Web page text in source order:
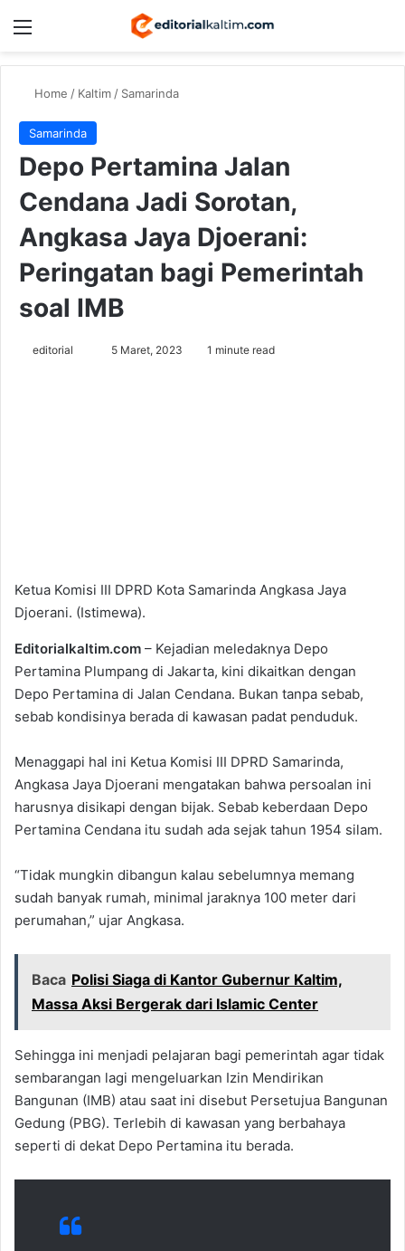
Menu
Home / Kaltim/ Samarinda
Samarinda
Depo Pertamina Jalan
Cendana Jadi Sorotan,
Angkasa Jaya Djoerani:
Peringatan bagi Pemerintah
soal IMB
editorial 5 Maret, 2023 1 minute read
Ketua Komisi III DPRD Kota Samarinda Angkasa Jaya
Djoerani. (Istimewa).
Editorialkaltim.com – Kejadian meledaknya Depo
Pertamina Plumpang di Jakarta, kini dikaitkan dengan
Depo Pertamina di Jalan Cendana. Bukan tanpa sebab,
sebab kondisinya berada di kawasan padat penduduk.
Menaggapi hal ini Ketua Komisi III DPRD Samarinda,
Angkasa Jaya Djoerani mengatakan bahwa persoalan ini
harusnya disikapi dengan bijak. Sebab keberdaan Depo
Pertamina Cendana itu sudah ada sejak tahun 1954 silam.
“Tidak mungkin dibangun kalau sebelumnya memang
sudah banyak rumah, minimal jaraknya 100 meter dari
perumahan,” ujar Angkasa.
Baca Polisi Siaga di Kantor Gubernur Kaltim,
Massa Aksi Bergerak dari Islamic Center
Sehingga ini menjadi pelajaran bagi pemerintah agar tidak
sembarangan lagi mengeluarkan Izin Mendirikan
Bangunan (IMB) atau saat ini disebut Persetujua Bangunan
Gedung (PBG). Terlebih di kawasan yang berbahaya
seperti di dekat Depo Pertamina itu berada.